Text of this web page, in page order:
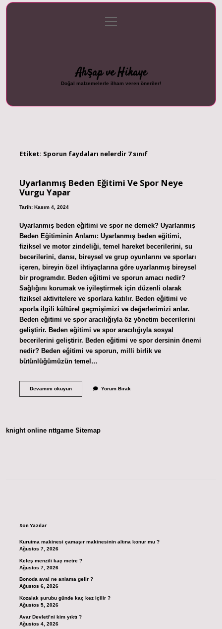
Gizlilik Politikası
menüyü
aç
Ahşap ve Hikaye
Doğal malzemelerle ilham veren öneriler!
Etiket: Sporun faydaları nelerdir 7 sınıf
Uyarlanmış Beden Eğitimi Ve Spor Neye
Vurgu Yapar
Tarih: Kasım 4, 2024
Uyarlanmış beden eğitimi ve spor ne demek? Uyarlanmış
Beden Eğitiminin Anlamı: Uyarlanmış beden eğitimi,
fiziksel ve motor zindeliği, temel hareket becerilerini, su
becerilerini, dansı, bireysel ve grup oyunlarını ve sporları
içeren, bireyin özel ihtiyaçlarına göre uyarlanmış bireysel
bir programdır. Beden eğitimi ve sporun amacı nedir?
Sağlığını korumak ve iyileştirmek için düzenli olarak
fiziksel aktivitelere ve sporlara katılır. Beden eğitimi ve
sporla ilgili kültürel geçmişimizi ve değerlerimizi anlar.
Beden eğitimi ve spor aracılığıyla öz yönetim becerilerini
geliştirir. Beden eğitimi ve spor aracılığıyla sosyal
becerilerini geliştirir. Beden eğitimi ve spor dersinin önemi
nedir? Beden eğitimi ve sporun, milli birlik ve
bütünlüğümüzün temel…
Devamını okuyunUyarlanmış
Vurgu
Yorum Bırak
knight online nttgame Sitemap
Son Yazılar
Kurutma makinesi çamaşır makinesinin altına konur mu ?
Ağustos 7, 2026
Keleş menzili kaç metre ?
Ağustos 7, 2026
Bonoda aval ne anlama gelir ?
Ağustos 6, 2026
Kozalak şurubu günde kaç kez içilir ?
Ağustos 5, 2026
Avar Devleti’ni kim yıktı ?
Ağustos 4, 2026